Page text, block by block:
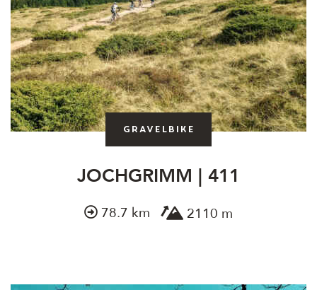
Gravelbike
JOCHGRIMM | 411
78.7 km 2110 m